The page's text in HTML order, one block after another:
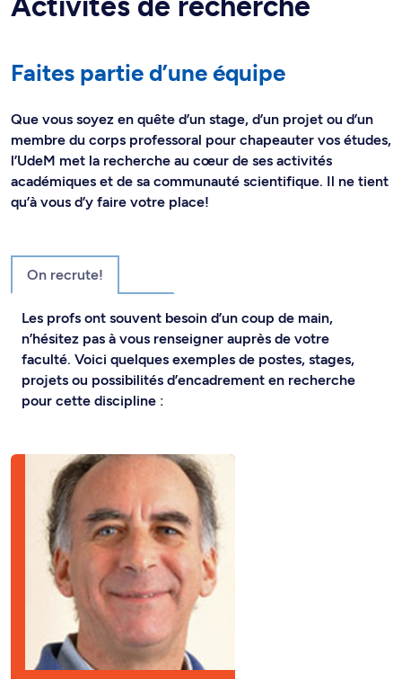
Faites partie d’une équipe
Que vous soyez en quête d’un stage, d’un projet ou d’un
membre du corps professoral pour chapeauter vos études,
l’UdeM met la recherche au cœur de ses activités
académiques et de sa communauté scientifique. Il ne tient
qu’à vous d’y faire votre place!
On recrute!
Les profs ont souvent besoin d’un coup de main,
n’hésitez pas à vous renseigner auprès de votre
faculté. Voici quelques exemples de postes, stages,
projets ou possibilités d’encadrement en recherche
pour cette discipline :